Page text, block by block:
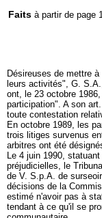
Faits à partir de page
Désireuses de mettre
leurs activités", G.
ont, le 23 octobre
participation". A son
toute contestation
En octobre 1989, les
trois litiges survenus
arbitres ont été
Le 4 juin 1990,
préjudicielles, le
de V. S.p.A. de
décisions de la
estimé n'avoir pas à
tendant à ce qu'il se